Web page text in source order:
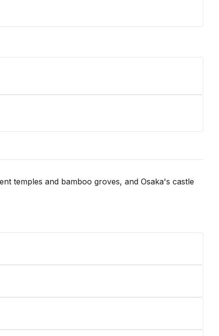
temples and bamboo groves, and Osaka's castle